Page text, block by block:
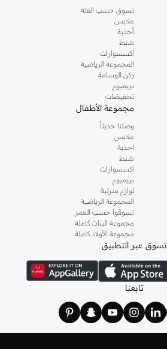
تسوق حسب الفئة
ملابس
أحذية
شنط
اكسسوارات
المجموعة الرياضية
ركن الوسامة
بريميوم
تخفيضات
مجموعة الأطفال
وصلنا حديثاً
ملابس
احذية
شنط
اكسسوارات
بريميوم
لوازم منزلية
المجموعة الرياضية
تسوقوا حسب العمر
مجموعة البنات كاملة
مجموعة الأولاد كاملة
تسوق عبر التطبيق
تابعنا